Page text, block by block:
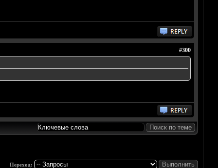
#300
Переход: